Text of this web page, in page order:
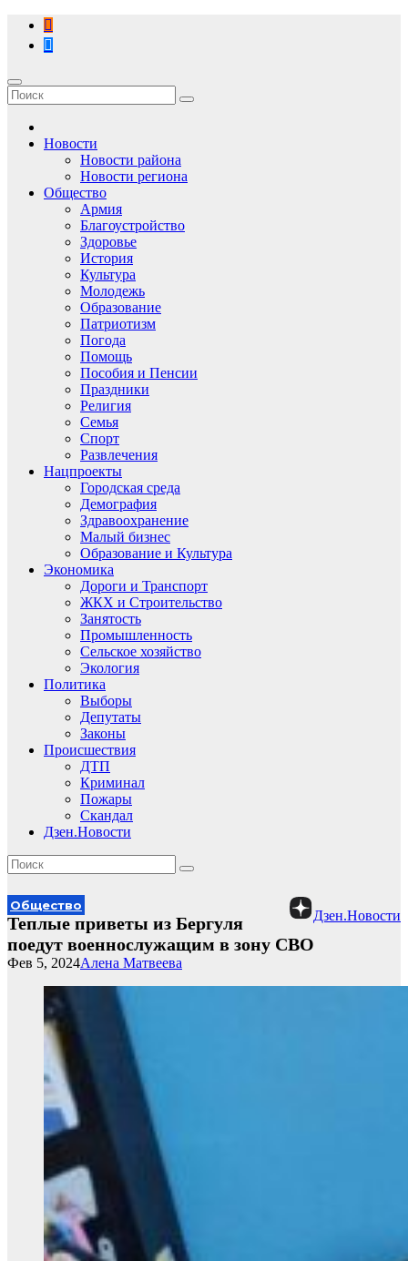
Перейти
содержимому
Новости
Новости района
Новости региона
Общество
Армия
Благоустройство
Здоровье
История
Культура
Молодежь
Образование
Патриотизм
Погода
Помощь
Пособия и Пенсии
Праздники
Религия
Семья
Спорт
Развлечения
Нацпроекты
Городская среда
Демография
Здравоохранение
Малый бизнес
Образование и Культура
Экономика
Дороги и Транспорт
ЖКХ и Строительство
Занятость
Промышленность
Сельское хозяйство
Экология
Политика
Выборы
Депутаты
Законы
Происшествия
ДТП
Криминал
Пожары
Скандал
Дзен.Новости
Дзен.Новости
Общество
Теплые приветы из Бергуля
поедут военнослужащим в зону СВО
Алена Матвеева
Фев 5, 2024